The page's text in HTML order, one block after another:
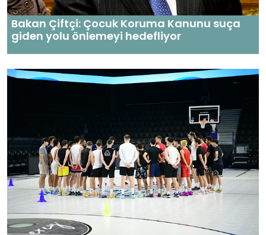
Bakan Çiftçi: Çocuk Koruma Kanunu suça
giden yolu önlemeyi hedefliyor